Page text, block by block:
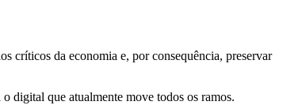
críticos da economia e, por consequência, preservar
digital que atualmente move todos os ramos.